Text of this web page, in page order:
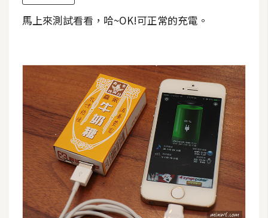
馬上來測試看看，哈~OK!可正常的充電。